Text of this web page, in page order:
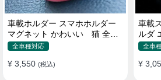
車載ホルダー スマホホルダー
マグネット かわいい 猫 全機
種 片手操作
全車種対応
¥ 3,550 (税込)
車載
ルダ
付け
全車
¥